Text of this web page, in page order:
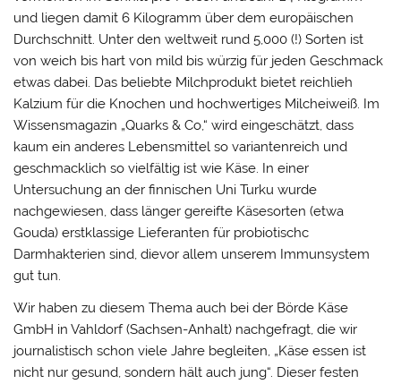
und liegen damit 6 Kilogramm über dem europäischen
Durchschnitt. Unter den weltweit rund 5,000 (!) Sorten ist
von weich bis hart von mild bis würzig für jeden Geschmack
etwas dabei. Das beliebte Milchprodukt bietet reichlieh
Kalzium für die Knochen und hochwertiges Milcheiweiß. Im
Wissensmagazin „Quarks & Co,“ wird eingeschätzt, dass
kaum ein anderes Lebensmittel so variantenreich und
geschmacklich so vielfältig ist wie Käse. In einer
Untersuchung an der finnischen Uni Turku wurde
nachgewiesen, dass länger gereifte Käsesorten (etwa
Gouda) erstklassige Lieferanten für probiotischc
Darmhakterien sind, dievor allem unserem Immunsystem
gut tun.
Wir haben zu diesem Thema auch bei der Börde Käse
GmbH in Vahldorf (Sachsen-Anhalt) nachgefragt, die wir
journalistisch schon viele Jahre begleiten, „Käse essen ist
nicht nur gesund, sondern hält auch jung“. Dieser festen